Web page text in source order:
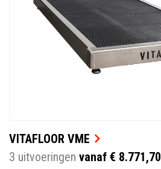
VITAFLOOR VME
3 uitvoeringen vanaf € 8.771,70